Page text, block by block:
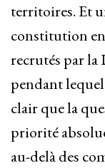
territoires. Et
constitution
recrutés par
pendant
clair que la
priorité
au-delà des